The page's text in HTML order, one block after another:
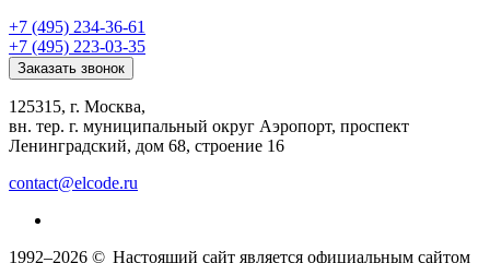
+7 (495) 234-36-61
+7 (495) 223-03-35
Заказать звонок
125315, г. Москва,
вн. тер. г. муниципальный округ Аэропорт, проспект
Ленинградский, дом 68, строение 16
contact@elcode.ru
1992–2026 © Настоящий сайт является официальным сайтом